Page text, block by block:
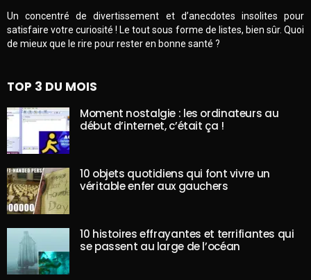
Un concentré de divertissement et d’anecdotes insolites pour
satisfaire votre curiosité ! Le tout sous forme de listes, bien sûr. Quoi
de mieux que le rire pour rester en bonne santé ?
TOP 3 DU MOIS
Moment nostalgie : les ordinateurs au
début d’internet, c’était ça !
10 objets quotidiens qui font vivre un
véritable enfer aux gauchers
10 histoires effrayantes et terrifiantes qui
se passent au large de l’océan